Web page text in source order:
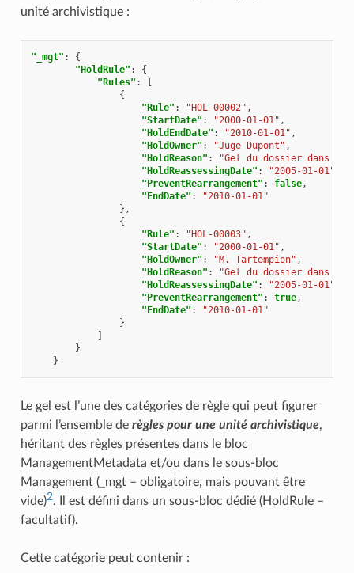
unité archivistique :
"_mgt" :
{
"HoldRule" :
{
"Rules" :
[
{
"Rule" : "HOL-00002" ,
"StartDate" : "2000-01-01" ,
"HoldEndDate" : "2010-01-01" ,
"HoldOwner" : "Juge Dupont" ,
"HoldReason" :
"Gel du dossier dans le
"HoldReassessingDate" : "2005-01-01"
"PreventRearrangement" : false,
"EndDate" :
"2010-01-01"
},
{
"Rule" : "HOL-00003" ,
"StartDate" : "2000-01-01" ,
"HoldOwner" : "M. Tartempion" ,
"HoldReason" :
"Gel du dossier dans le
"HoldReassessingDate" : "2005-01-01"
"PreventRearrangement" : true,
"EndDate" :
"2010-01-01"
}
]
}
}
Le gel est l’une des catégories de règle qui peut figurer
parmi l’ensemble de règles pour une unité archivistique,
héritant des règles présentes dans le bloc
ManagementMetadata et/ou dans le sous-bloc
Management (_mgt – obligatoire, mais pouvant être
vide)2. Il est défini dans un sous-bloc dédié (HoldRule –
facultatif).
Cette catégorie peut contenir :